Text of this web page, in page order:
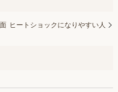
ヒートショックになりやすい人